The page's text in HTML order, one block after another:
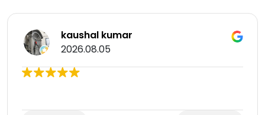
kaushal kumar
2026.08.05